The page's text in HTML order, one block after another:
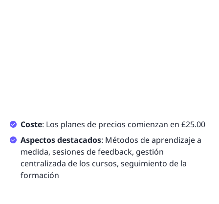
Coste: Los planes de precios comienzan en £25.00
Aspectos destacados: Métodos de aprendizaje a
medida, sesiones de feedback, gestión
centralizada de los cursos, seguimiento de la
formación